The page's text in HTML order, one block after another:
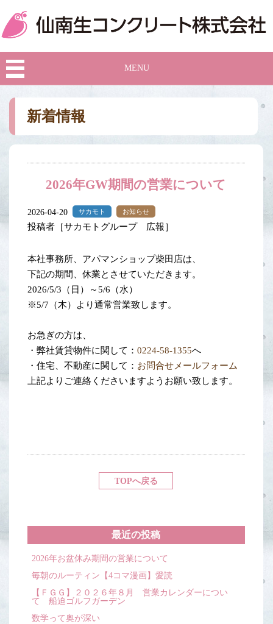
MENU
新着情報
2026年GW期間の営業について
2026-04-20 サカモト お知らせ
投稿者［サカモトグループ 広報］
本社事務所、アパマンショップ柴田店は、
下記の期間、休業とさせていただきます。
2026/5/3（日）～5/6（水）
※5/7（木）より通常営業致します。
お急ぎの方は、
・弊社賃貸物件に関して： 0224-58-1355へ
・住宅、不動産に関して： お問合せメールフォーム
上記よりご連絡くださいますようお願い致します。
TOPへ戻る
最近の投稿
2026年お盆休み期間の営業について
毎朝のルーティン【4コマ漫画】愛読
【ＦＧＧ】２０２６年８月 営業カレンダーについ
て 船迫ゴルフガーデン
数学って奥が深い